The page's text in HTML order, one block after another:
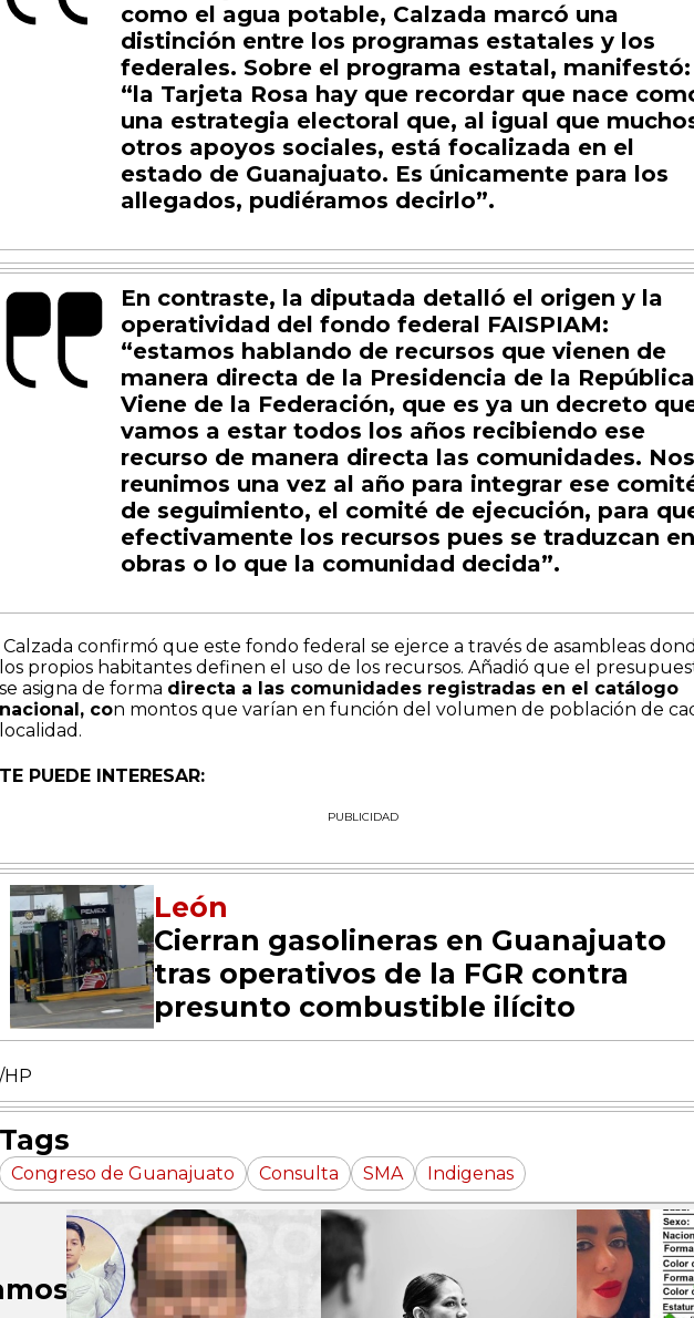
como el agua potable, Calzada marcó una
distinción entre los programas estatales y los
federales. Sobre el programa estatal, manifestó:
“la Tarjeta Rosa hay que recordar que nace
una estrategia electoral que, al igual que
otros apoyos sociales, está focalizada en el
estado de Guanajuato. Es únicamente para los
allegados, pudiéramos decirlo”.
​En contraste, la diputada detalló el origen y la
operatividad del fondo federal FAISPIAM:
“estamos hablando de recursos que vienen de
manera directa de la Presidencia de la
Viene de la Federación, que es ya un decreto
vamos a estar todos los años recibiendo ese
recurso de manera directa las comunidades. Nos
reunimos una vez al año para integrar ese
de seguimiento, el comité de ejecución, para
efectivamente los recursos pues se traduzcan en
obras o lo que la comunidad decida”.
Calzada confirmó que este fondo federal se ejerce a través de asambleas
los propios habitantes definen el uso de los recursos. Añadió que el
se asigna de forma directa a las comunidades registradas en el catálogo
nacional, con montos que varían en función del volumen de población de
localidad.
TE PUEDE INTERESAR:
PUBLICIDAD
León
Cierran gasolineras en Guanajuato
tras operativos de la FGR contra
presunto combustible ilícito
/HP
Tags
Congreso de Guanajuato Consulta SMA Indigenas